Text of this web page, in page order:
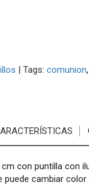
| Tags: comunion
con puntilla con
puede cambiar